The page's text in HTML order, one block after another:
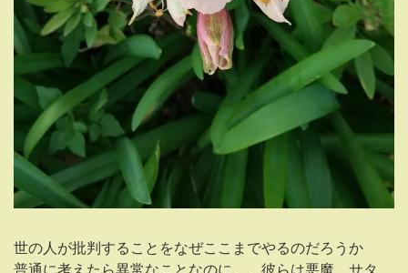
世の人が批判することをなぜここまでやるのだろうか
普通に考えたら異常なことなのに、、彼らは悪魔 サタ